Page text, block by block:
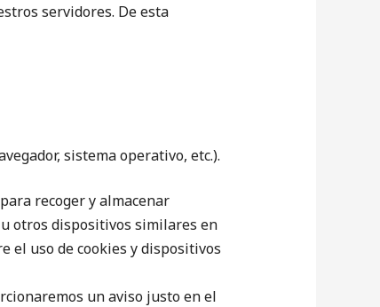
servidores. De esta
sistema operativo, etc.).
recoger y almacenar
otros dispositivos similares en
el uso de cookies y dispositivos
un aviso justo en el